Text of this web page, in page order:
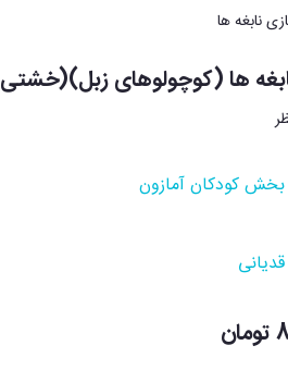
نابغه ها
ها (کوچولوهای زبل)(خشتی 16*16)
بخش کودکان آمازون
قدیانی